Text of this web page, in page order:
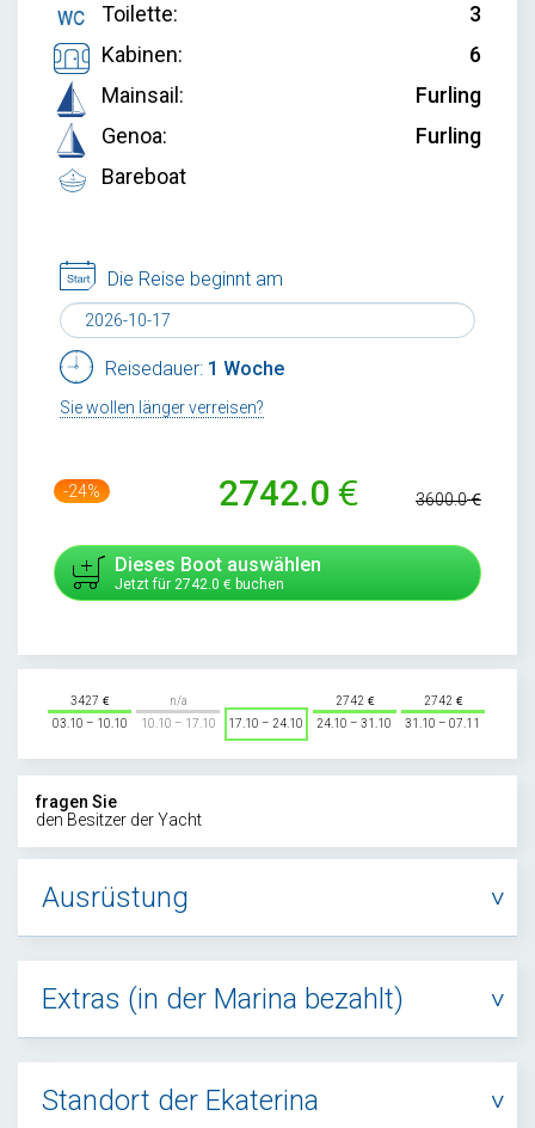
Toilette:
3
Kabinen:
6
Mainsail:
Furling
Genoa:
Furling
Bareboat
Die Reise beginnt am
Reisedauer: 1 Woche
Sie wollen länger verreisen?
-24% 2742.0 3600.0
Dieses Boot auswählen
Jetzt für 2742.0 buchen
3427
03.10 – 10.10
n/a
10.10 – 17.10
17.10 – 24.10
2742
24.10 – 31.10
2742
31.10 – 07.11
fragen Sie
den Besitzer der Yacht
Ausrüstung
Extras (in der Marina bezahlt)
Standort der Ekaterina